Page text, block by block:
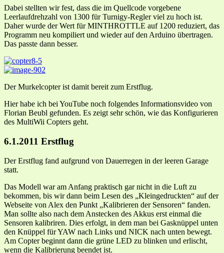
Dabei stellten wir fest, dass die im Quellcode vorgebene
Leerlaufdrehzahl von 1300 für Turnigy-Regler viel zu hoch ist.
Daher wurde der Wert für MINTHROTTLE auf 1200 reduziert, das
Programm neu kompiliert und wieder auf den Arduino übertragen.
Das passte dann besser.
Der Murkelcopter ist damit bereit zum Erstflug.
Hier habe ich bei YouTube noch folgendes Informationsvideo von
Florian Beubl gefunden. Es zeigt sehr schön, wie das Konfigurieren
des MultiWii Copters geht.
6.1.2011 Erstflug
Der Erstflug fand aufgrund von Dauerregen in der leeren Garage
statt.
Das Modell war am Anfang praktisch gar nicht in die Luft zu
bekommen, bis wir dann beim Lesen des „Kleingedruckten“ auf der
Webseite von Alex den Punkt „Kalibrieren der Sensoren“ fanden.
Man sollte also nach dem Anstecken des Akkus erst einmal die
Sensoren kalibriren. Dies erfolgt, in dem man bei Gasknüppel unten
den Knüppel für YAW nach Links und NICK nach unten bewegt.
Am Copter beginnt dann die grüne LED zu blinken und erlischt,
wenn die Kalibrierung beendet ist.